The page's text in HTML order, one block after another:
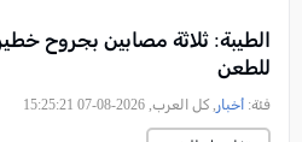
الطيبة: ثلاثة مصابين بجروح
للطعن
فئة: أخبار , كل العرب, 2026-08-07 15:25:21